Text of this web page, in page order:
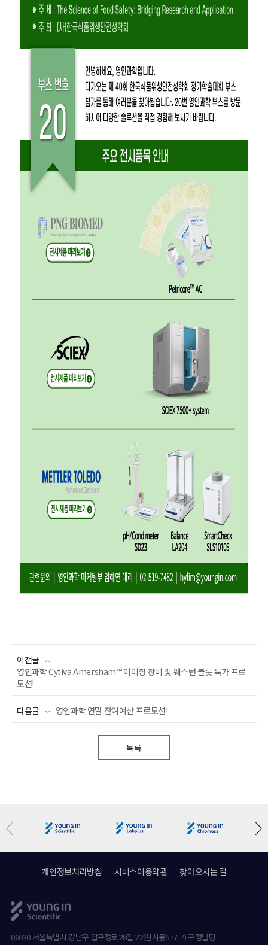
이전글
영인과학 Cytiva Amersham™ 이미징 장비 및 웨스턴 블롯 특가 프로
모션!
다음글 영인과학 연말 잔여예산 프로모션!
목록
개인정보처리방침 서비스이용약관 찾아오시는 길
06030 서울특별시 강남구 압구정로28길 22(신사동577-7) 구정빌딩